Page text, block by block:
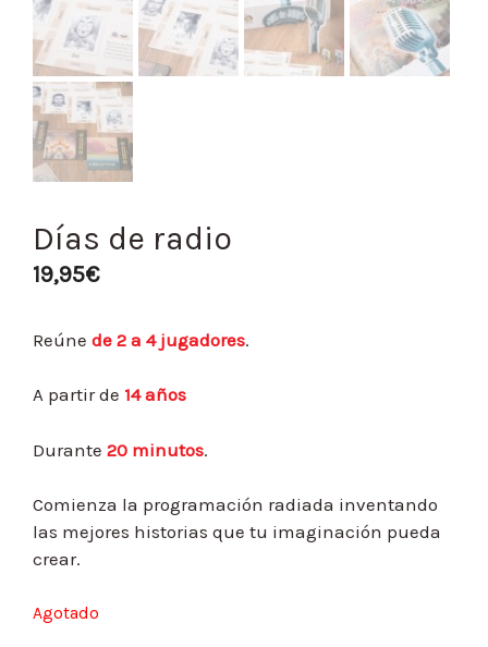
Días de radio
19,95€
Reúne de 2 a 4 jugadores.
A partir de 14 años
Durante 20 minutos.
Comienza la programación radiada inventando
las mejores historias que tu imaginación pueda
crear.
Agotado